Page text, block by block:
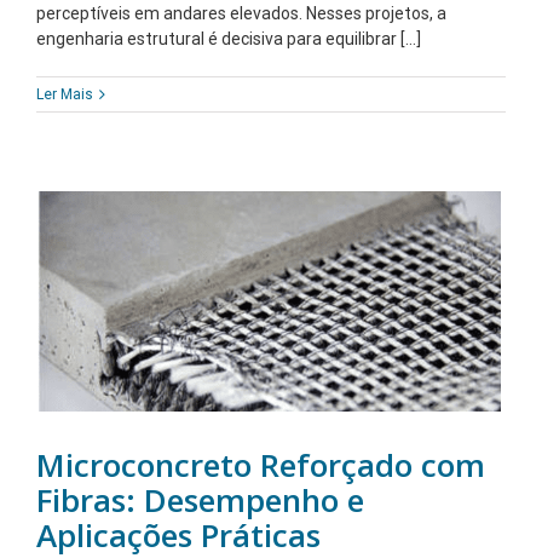
perceptíveis em andares elevados. Nesses projetos, a
engenharia estrutural é decisiva para equilibrar [...]
Ler Mais
Microconcreto Reforçado com
Fibras: Desempenho e
Aplicações Práticas